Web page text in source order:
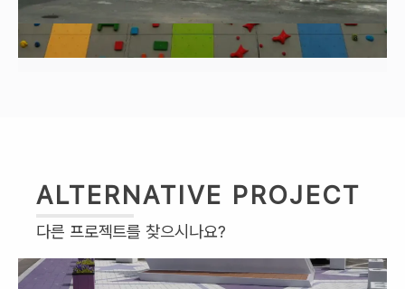
ALTERNATIVE PROJECT
다른 프로젝트를 찾으시나요?